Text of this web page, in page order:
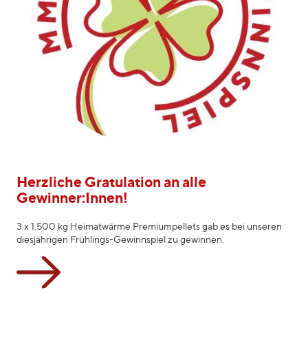
Herzliche Gratulation an alle
Gewinner:Innen!
3 x 1.500 kg Heimatwärme Premiumpellets gab es bei unseren
diesjährigen Frühlings-Gewinnspiel zu gewinnen.